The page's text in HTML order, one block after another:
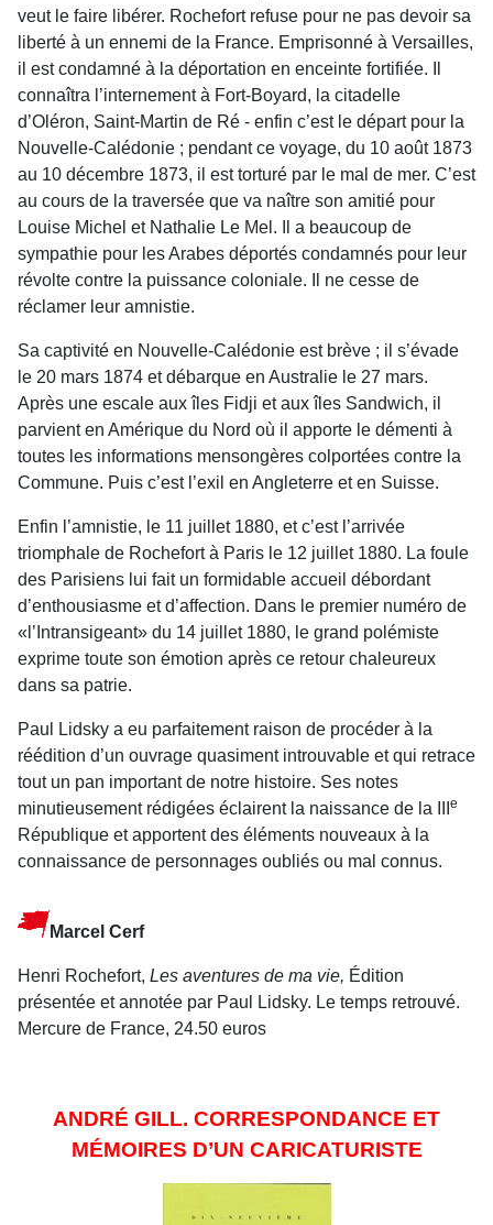
veut le faire libérer. Rochefort refuse pour ne pas devoir sa
liberté à un ennemi de la France. Emprisonné à Versailles,
il est condamné à la déportation en enceinte fortifiée. Il
connaîtra l’internement à Fort-Boyard, la citadelle
d’Oléron, Saint-Martin de Ré - enfin c’est le départ pour la
Nouvelle-Calédonie ; pendant ce voyage, du 10 août 1873
au 10 décembre 1873, il est torturé par le mal de mer. C’est
au cours de la traversée que va naître son amitié pour
Louise Michel et Nathalie Le Mel. Il a beaucoup de
sympathie pour les Arabes déportés condamnés pour leur
révolte contre la puissance coloniale. Il ne cesse de
réclamer leur amnistie.
Sa captivité en Nouvelle-Calédonie est brève ; il s’évade
le 20 mars 1874 et débarque en Australie le 27 mars.
Après une escale aux îles Fidji et aux îles Sandwich, il
parvient en Amérique du Nord où il apporte le démenti à
toutes les informations mensongères colportées contre la
Commune. Puis c’est l’exil en Angleterre et en Suisse.
Enfin l’amnistie, le 11 juillet 1880, et c’est l’arrivée
triomphale de Rochefort à Paris le 12 juillet 1880. La foule
des Parisiens lui fait un formidable accueil débordant
d’enthousiasme et d’affection. Dans le premier numéro de
«l’Intransigeant» du 14 juillet 1880, le grand polémiste
exprime toute son émotion après ce retour chaleureux
dans sa patrie.
Paul Lidsky a eu parfaitement raison de procéder à la
réédition d’un ouvrage quasiment introuvable et qui retrace
tout un pan important de notre histoire. Ses notes
minutieusement rédigées éclairent la naissance de la III
e
République et apportent des éléments nouveaux à la
connaissance de personnages oubliés ou mal connus.
Marcel Cerf
Henri Rochefort, Les aventures de ma vie, Édition
présentée et annotée par Paul Lidsky. Le temps retrouvé.
Mercure de France, 24.50 euros
ANDRÉ GILL. CORRESPONDANCE ET
MÉMOIRES D’UN CARICATURISTE